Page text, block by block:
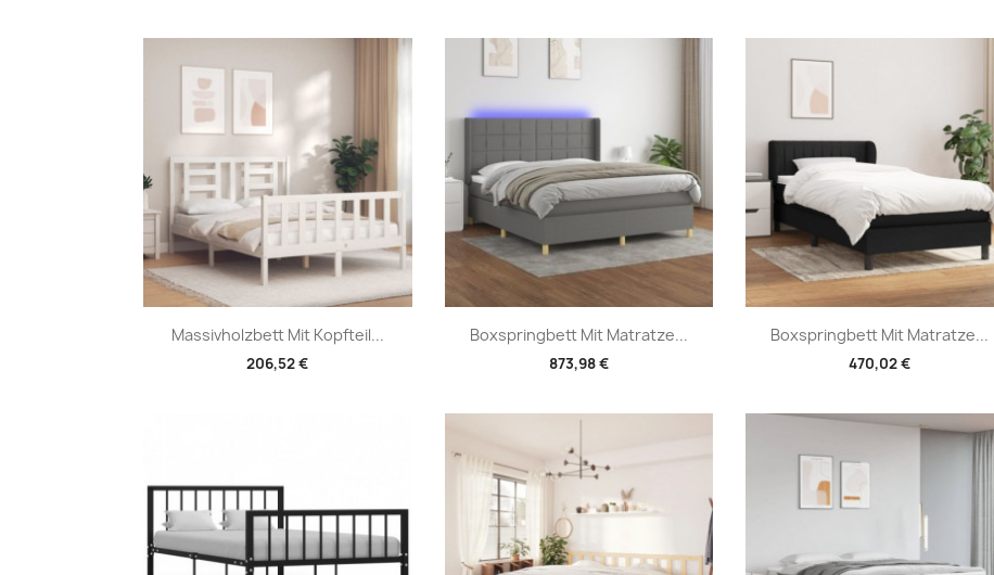
Massivholzbett Mit Kopfteil...
206,52 €
Vorschau Boxspringbett Mit Matratze...
873,98 €
Vorschau Boxspringbett Mit Matratze...
470,02 €
Vorschau